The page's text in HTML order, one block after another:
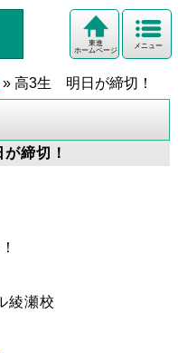
メニュー
東進
ホームページ
» 高3生 明日が締切！
締切！
綾瀬校